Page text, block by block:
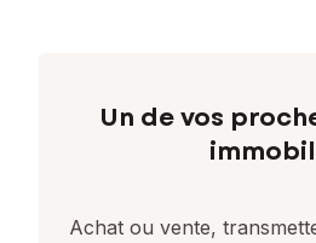
Un de vos
Achat ou vente,